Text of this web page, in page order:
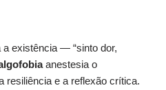
existência — “sinto dor,
anestesia o
resiliência e a reflexão crítica.